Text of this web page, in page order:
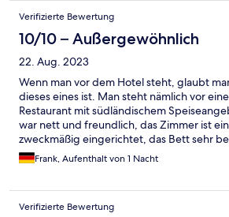
Verifizierte Bewertung
10/10 – Außergewöhnlich
22. Aug. 2023
Wenn man vor dem Hotel steht, glaubt
dieses eines ist. Man steht nämlich vor
Restaurant mit südländischem
war nett und freundlich, das Zimmer ist
zweckmäßig eingerichtet, das Bett sehr
aufgefallen ist.... es ist sehr sauber. Ich
buchen. Der Preis ist nämlich auch gut .
Frank, Aufenthalt von 1 Nacht
Verifizierte Bewertung